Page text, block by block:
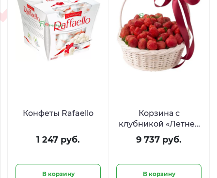
Конфеты Rafaello
1 247 руб.
В корзину
Корзина с
клубникой «Летнее
искушение»
9 737 руб.
В корзину